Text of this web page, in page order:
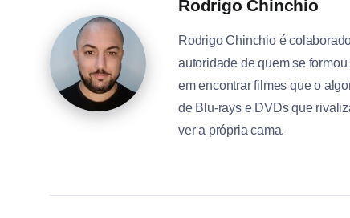
Rodrigo Chinchio
Rodrigo Chinchio é
autoridade de quem se
em encontrar filmes que o
de Blu-rays e DVDs que
ver a própria cama.